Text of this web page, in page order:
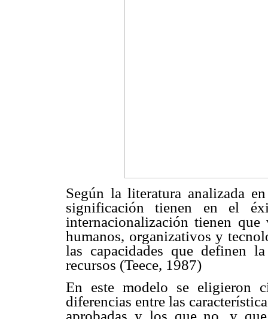
Según la literatura analizada
significación tienen en el
internacionalización tienen
humanos, organizativos y
las capacidades que definen
recursos (Teece, 1987)
En este modelo se eligieron
diferencias entre las
aprobadas y los que no, y